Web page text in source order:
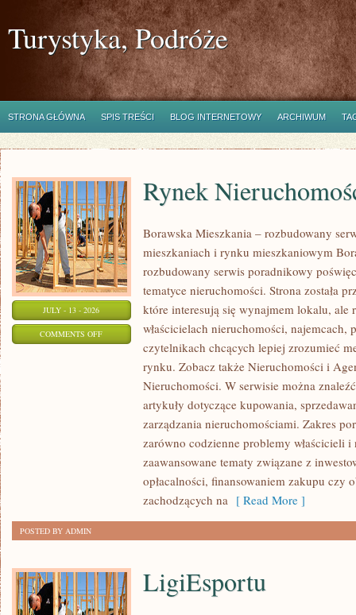
Turystyka, Podróże
STRONA GŁÓWNA SPIS TREŚCI BLOG INTERNETOWY ARCHIWUM
JULY - 13 - 2026
COMMENTS OFFON
NIERUCHOMOŚCI
Rynek
Borawska Mieszkania – rozbudowany
mieszkaniach i rynku mieszkaniowym
rozbudowany serwis poradnikowy
tematyce nieruchomości. Strona została
które interesują się wynajmem lokalu, ale
właścicielach nieruchomości, najemcach,
czytelnikach chcących lepiej zrozumieć
rynku. Zobacz także Nieruchomości i
Nieruchomości. W serwisie można
artykuły dotyczące kupowania,
zarządzania nieruchomościami. Zakres
zarówno codzienne problemy właścicieli
zaawansowane tematy związane z
opłacalności, finansowaniem zakupu czy
zachodzących na [ Read More ]
POSTED BY ADMIN
LigiEsportu